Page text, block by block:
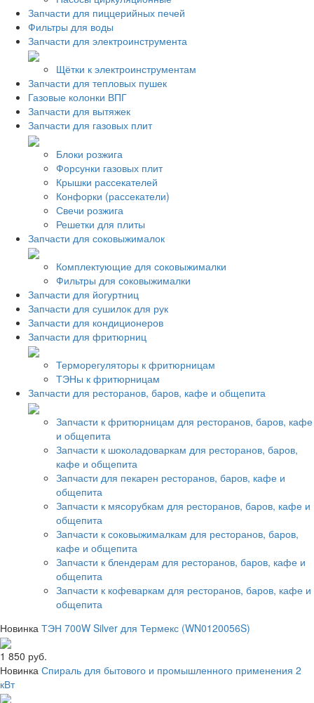
Запчасти для пиццерийных печей
Фильтры для воды
Запчасти для электроинструмента
Щётки к электроинструментам
Запчасти для тепловых пушек
Газовые колонки ВПГ
Запчасти для вытяжек
Запчасти для газовых плит
Блоки розжига
Форсунки газовых плит
Крышки рассекателей
Конфорки (рассекатели)
Свечи розжига
Решетки для плиты
Запчасти для соковыжималок
Комплектующие для соковыжималки
Фильтры для соковыжималки
Запчасти для йогуртниц
Запчасти для сушилок для рук
Запчасти для кондиционеров
Запчасти для фритюрниц
Терморегуляторы к фритюрницам
ТЭНы к фритюрницам
Запчасти для ресторанов, баров, кафе и общепита
Запчасти к фритюрницам для ресторанов, баров, кафе
и общепита
Запчасти к шоколадоваркам для ресторанов, баров,
кафе и общепита
Запчасти для пекарен ресторанов, баров, кафе и
общепита
Запчасти к мясорубкам для ресторанов, баров, кафе и
общепита
Запчасти к соковыжималкам для ресторанов, баров,
кафе и общепита
Запчасти к блендерам для ресторанов, баров, кафе и
общепита
Запчасти к кофеваркам для ресторанов, баров, кафе и
общепита
Новинка ТЭН 700W Silver для Термекс (WN0120056S)
1 850 руб.
Новинка Спираль для бытового и промышленного применения 2
кВт